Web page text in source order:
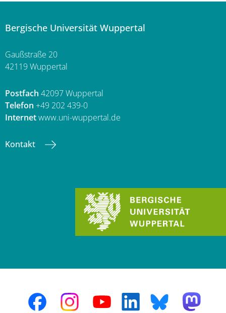
Bergische Universität Wuppertal
Gaußstraße 20
42119 Wuppertal
Postfach 42097 Wuppertal
Telefon +49 202 439-0
Internetwww.uni-wuppertal.de
Kontakt